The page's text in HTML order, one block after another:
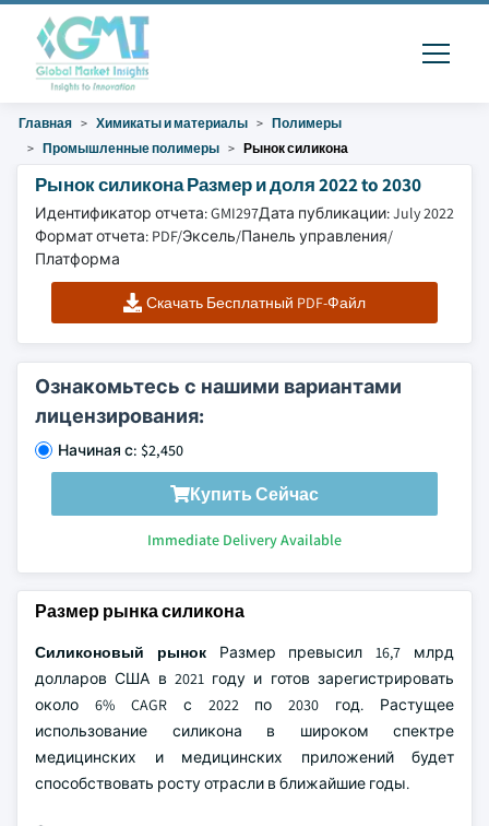
Главная Химикаты и материалы
Полимеры
Промышленные полимеры
Рынок силикона
Рынок силикона Размер и доля 2022 to 2030
Идентификатор отчета: GMI297Дата публикации: July 2022
Формат отчета: PDF/Эксель/Панель управления/
Платформа
Скачать Бесплатный PDF-Файл
Ознакомьтесь с нашими вариантами
лицензирования:
Начиная с: $2,450
Купить Сейчас
Immediate Delivery Available
Размер рынка силикона
Силиконовый рынокРазмер превысил 16,7 млрд
долларов США в 2021 году и готов зарегистрировать
около 6% CAGR с 2022 по 2030 год. Растущее
использование силикона в широком спектре
медицинских и медицинских приложений будет
способствовать росту отрасли в ближайшие годы.